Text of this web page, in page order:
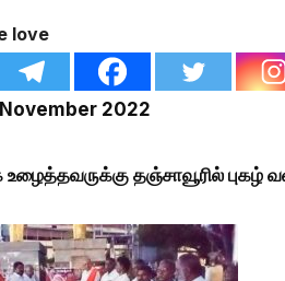
love
November 2022
உழைத்தவருக்கு தஞ்சாவூரில்